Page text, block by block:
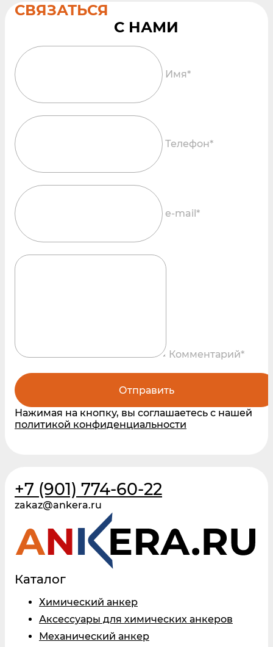
СВЯЗАТЬСЯ
Имя*
Телефон*
e-mail*
Комментарий*
Отправить
Нажимая на кнопку, вы соглашаетесь с нашей
политикой конфиденциальности
+7 (901) 774-60-22
zakaz@ankera.ru
Каталог
Химический анкер
Аксессуары для химических анкеров
Механический анкер